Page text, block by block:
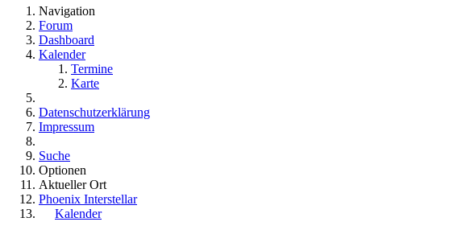
Navigation
Forum
Dashboard
Kalender
Termine
Karte
Datenschutzerklärung
Impressum
Suche
Optionen
Aktueller Ort
Phoenix Interstellar
Kalender